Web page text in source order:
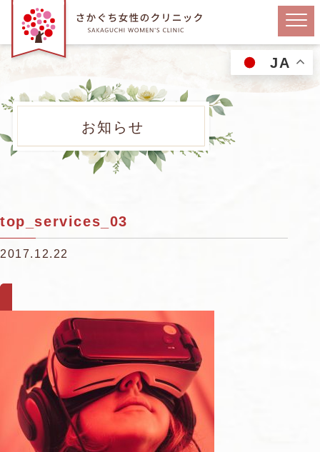
JA
お知らせ
top_services_03
2017.12.22